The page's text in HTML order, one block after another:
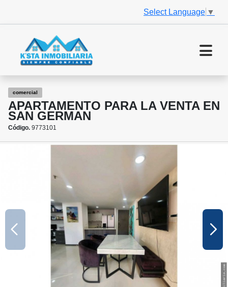
Select Language ▼
comercial
APARTAMENTO PARA LA VENTA EN
SAN GERMAN
Código. 9773101